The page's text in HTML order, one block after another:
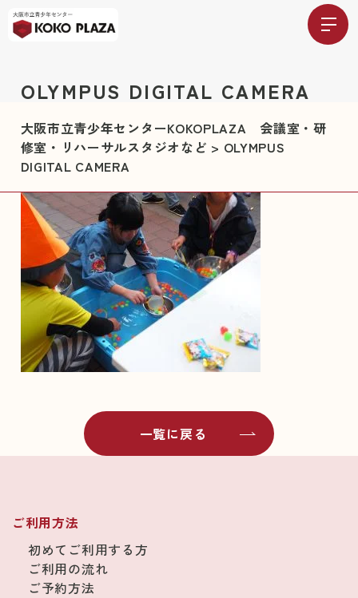
OLYMPUS DIGITAL CAMERA
大阪市立青少年センターKOKOPLAZA 会議室・研
修室・リハーサルスタジオなど > OLYMPUS
DIGITAL CAMERA
一覧に戻る
ご利用方法
初めてご利用する方
ご利用の流れ
ご予約方法